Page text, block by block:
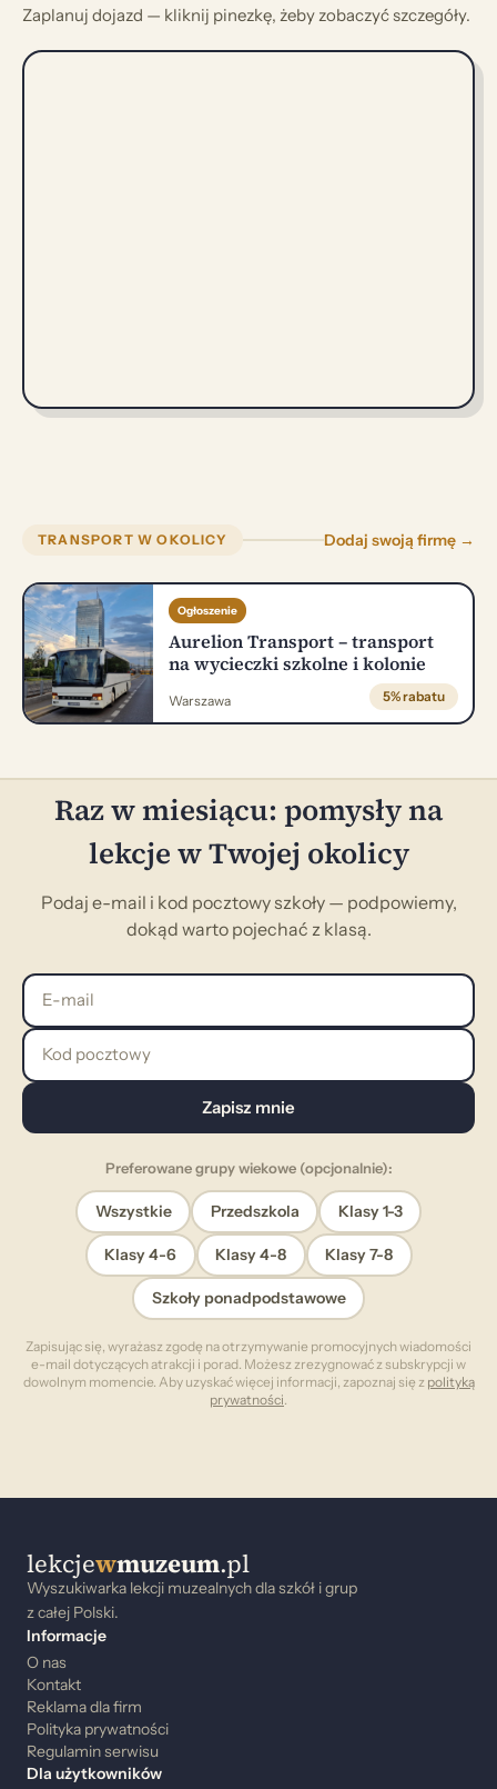
Zaplanuj dojazd — kliknij pinezkę, żeby zobaczyć szczegóły.
TRANSPORT W OKOLICY Dodaj swoją firmę →
Ogłoszenie
Aurelion Transport – transport
na wycieczki szkolne i kolonie
Warszawa 5% rabatu
Raz w miesiącu: pomysły na
lekcje w Twojej okolicy
Podaj e-mail i kod pocztowy szkoły — podpowiemy,
dokąd warto pojechać z klasą.
E-mail
Kod pocztowy
Zapisz mnie
Preferowane grupy wiekowe (opcjonalnie):
Wszystkie Przedszkola Klasy 1-3
Klasy 4-6 Klasy 4-8 Klasy 7-8
Szkoły ponadpodstawowe
Zapisując się, wyrażasz zgodę na otrzymywanie promocyjnych wiadomości
e-mail dotyczących atrakcji i porad. Możesz zrezygnować z subskrypcji w
dowolnym momencie. Aby uzyskać więcej informacji, zapoznaj się z polityką
prywatności
lekcjewmuzeum.pl
Wyszukiwarka lekcji muzealnych dla szkół i grup
z całej Polski.
Informacje
O nas
Kontakt
Reklama dla firm
Polityka prywatności
Regulamin serwisu
Dla użytkowników